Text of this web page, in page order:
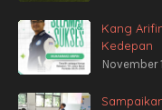
Kang
Kedepan
November